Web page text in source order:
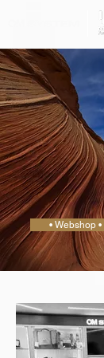
• Webshop •